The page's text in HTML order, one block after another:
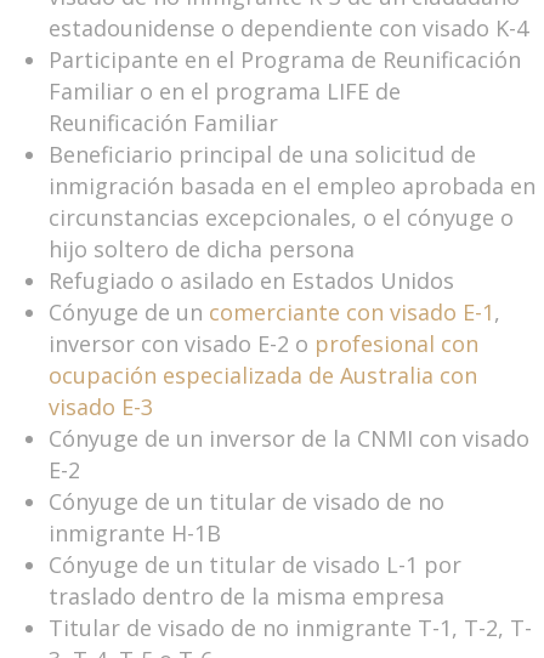
estadounidense o dependiente con visado K-4
Participante en el Programa de Reunificación
Familiar o en el programa LIFE de
Reunificación Familiar
Beneficiario principal de una solicitud de
inmigración basada en el empleo aprobada en
circunstancias excepcionales, o el cónyuge o
hijo soltero de dicha persona
Refugiado o asilado en Estados Unidos
Cónyuge de un comerciante con visado E-1,
inversor con visado E-2 o profesional con
ocupación especializada de Australia con
visado E-3
Cónyuge de un inversor de la CNMI con visado
E-2
Cónyuge de un titular de visado de no
inmigrante H-1B
Cónyuge de un titular de visado L-1 por
traslado dentro de la misma empresa
Titular de visado de no inmigrante T-1, T-2, T-